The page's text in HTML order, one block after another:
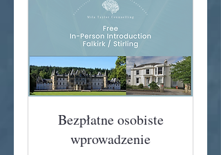
Bezpłatne osobiste
wprowadzenie